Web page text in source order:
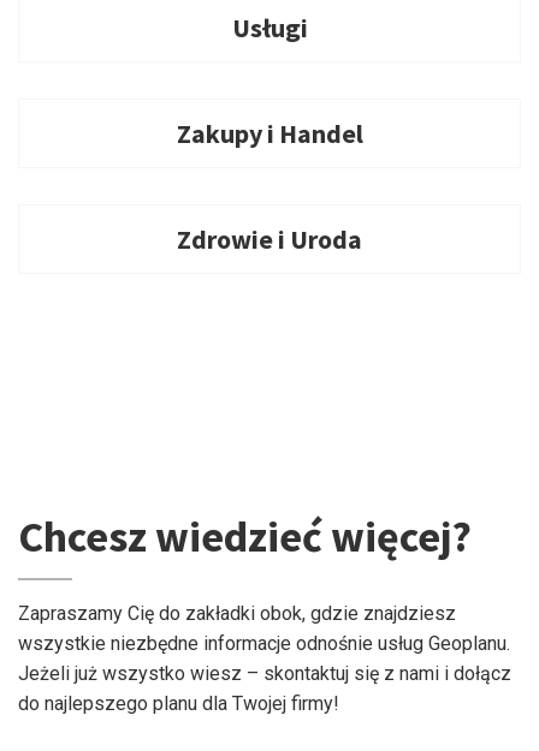
Usługi
Zakupy i Handel
Zdrowie i Uroda
Chcesz wiedzieć więcej?
Zapraszamy Cię do zakładki obok, gdzie znajdziesz
wszystkie niezbędne informacje odnośnie usług Geoplanu.
Jeżeli już wszystko wiesz – skontaktuj się z nami i dołącz
do najlepszego planu dla Twojej firmy!